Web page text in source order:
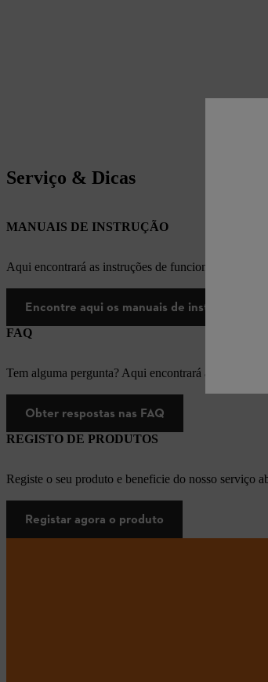
Serviço & Dicas
MANUAIS DE INSTRUÇÃO
Aqui encontrará as instruções de funcionamento
Encontre aqui os manuais de instruções
FAQ
Tem alguma pergunta? Aqui encontrará as respostas
Obter respostas nas FAQ
REGISTO DE PRODUTOS
Registe o seu produto e beneficie do nosso serviço
Registar agora o produto